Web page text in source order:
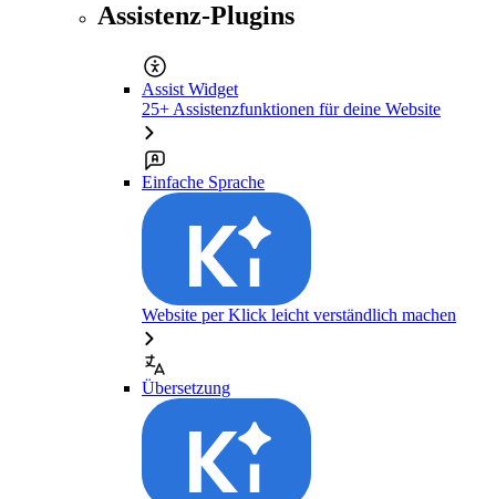
Assistenz-Plugins
Assist Widget
25+ Assistenzfunktionen für deine Website
Einfache Sprache
Website per Klick leicht verständlich machen
Übersetzung